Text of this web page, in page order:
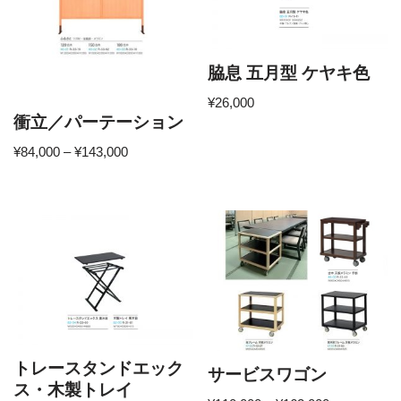
衝立／パーテーション
¥84,000 –¥143,000
脇息 五月型 ケヤキ色
¥26,000
トレースタンドエック
ス・木製トレイ
サービスワゴン